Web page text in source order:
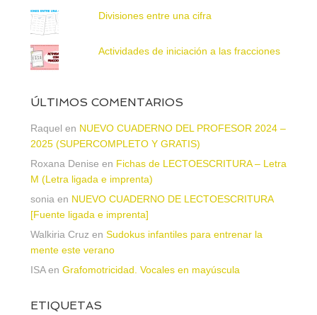
Divisiones entre una cifra
Actividades de iniciación a las fracciones
ÚLTIMOS COMENTARIOS
Raquel en NUEVO CUADERNO DEL PROFESOR 2024 –
2025 (SUPERCOMPLETO Y GRATIS)
Roxana Denise en Fichas de LECTOESCRITURA – Letra
M (Letra ligada e imprenta)
sonia en NUEVO CUADERNO DE LECTOESCRITURA
[Fuente ligada e imprenta]
Walkiria Cruz en Sudokus infantiles para entrenar la
mente este verano
ISAen Grafomotricidad. Vocales en mayúscula
ETIQUETAS